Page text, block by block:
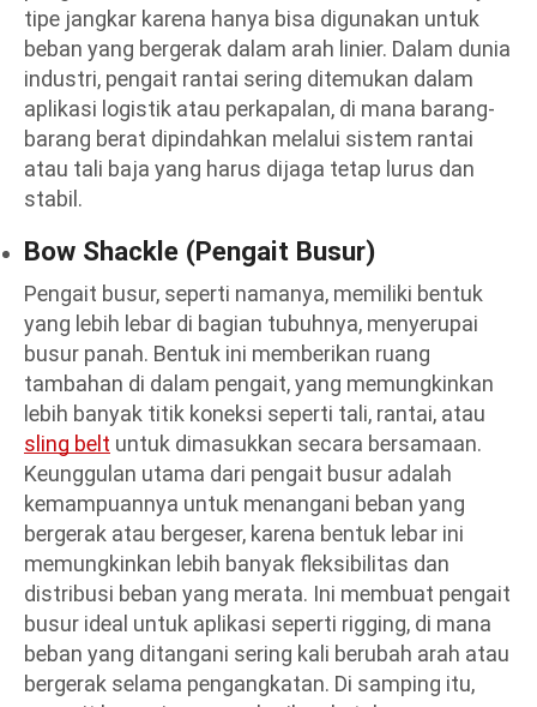
tipe jangkar karena hanya bisa digunakan untuk
beban yang bergerak dalam arah linier. Dalam dunia
industri, pengait rantai sering ditemukan dalam
aplikasi logistik atau perkapalan, di mana barang-
barang berat dipindahkan melalui sistem rantai
atau tali baja yang harus dijaga tetap lurus dan
stabil.
Bow Shackle (Pengait Busur)
Pengait busur, seperti namanya, memiliki bentuk
yang lebih lebar di bagian tubuhnya, menyerupai
busur panah. Bentuk ini memberikan ruang
tambahan di dalam pengait, yang memungkinkan
lebih banyak titik koneksi seperti tali, rantai, atau
sling belt untuk dimasukkan secara bersamaan.
Keunggulan utama dari pengait busur adalah
kemampuannya untuk menangani beban yang
bergerak atau bergeser, karena bentuk lebar ini
memungkinkan lebih banyak fleksibilitas dan
distribusi beban yang merata. Ini membuat pengait
busur ideal untuk aplikasi seperti rigging, di mana
beban yang ditangani sering kali berubah arah atau
bergerak selama pengangkatan. Di samping itu,